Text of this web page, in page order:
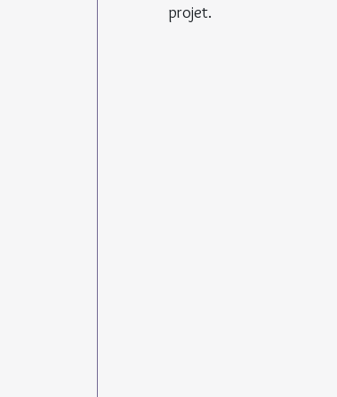
projet.